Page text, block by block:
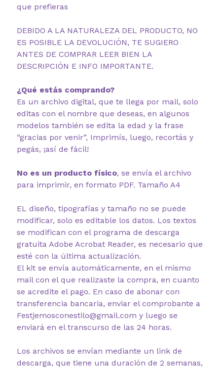
que prefieras
DEBIDO A LA NATURALEZA DEL PRODUCTO, NO
ES POSIBLE LA DEVOLUCIÓN, TE SUGIERO
ANTES DE COMPRAR LEER BIEN LA
DESCRIPCIÓN E INFO IMPORTANTE.
¿Qué estás comprando?
Es un archivo digital, que te llega por mail, solo
editas con el nombre que deseas, en algunos
modelos también se edita la edad y la frase
“gracias por venir”, Imprimís, luego, recortás y
pegás, ¡así de fácil!
No es un producto físico, se envía el archivo
para imprimir, en formato PDF. Tamaño A4
EL diseño, tipografías y tamaño no se puede
modificar, solo es editable los datos. Los textos
se modifican con el programa de descarga
gratuita Adobe Acrobat Reader, es necesario que
esté con la última actualización.
El kit se envía automáticamente, en el mismo
mail con el que realizaste la compra, en cuanto
se acredite el pago. En caso de abonar con
transferencia bancaria, enviar el comprobante a
Festjemosconestilo@gmail.com y luego se
enviará en el transcurso de las 24 horas.
Los archivos se envían mediante un link de
descarga, que tiene una duración de 2 semanas,